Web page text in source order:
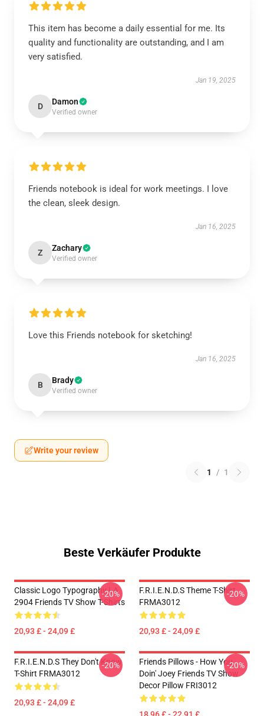
This item has become a daily essential for me. Its
quality and functionality are outstanding, and I am
very satisfied.
Jan 19, 2025
D Damon
Verified owner
Friends notebook is ideal for work meetings. I love
the clean, sleek design.
Jan 16, 2025
Z Zachary
Verified owner
Love this Friends notebook for sketching!
Jan 16, 2025
B Brady
Verified owner
Write your review
1 / 1
Beste Verkäufer Produkte
Classic Logo Typography LA
2904 Friends TV Show T-Shirts
20,93 £ - 24,09 £
-20%
F.R.I.E.N.D.S Theme T-Shirt
FRMA3012
20,93 £ - 24,09 £
-20%
F.R.I.E.N.D.S They Don't Know
T-Shirt FRMA3012
20,93 £ - 24,09 £
-20%
Friends Pillows - How You
Doin' Joey Friends TV Show
Decor Pillow FRI3012
-20%